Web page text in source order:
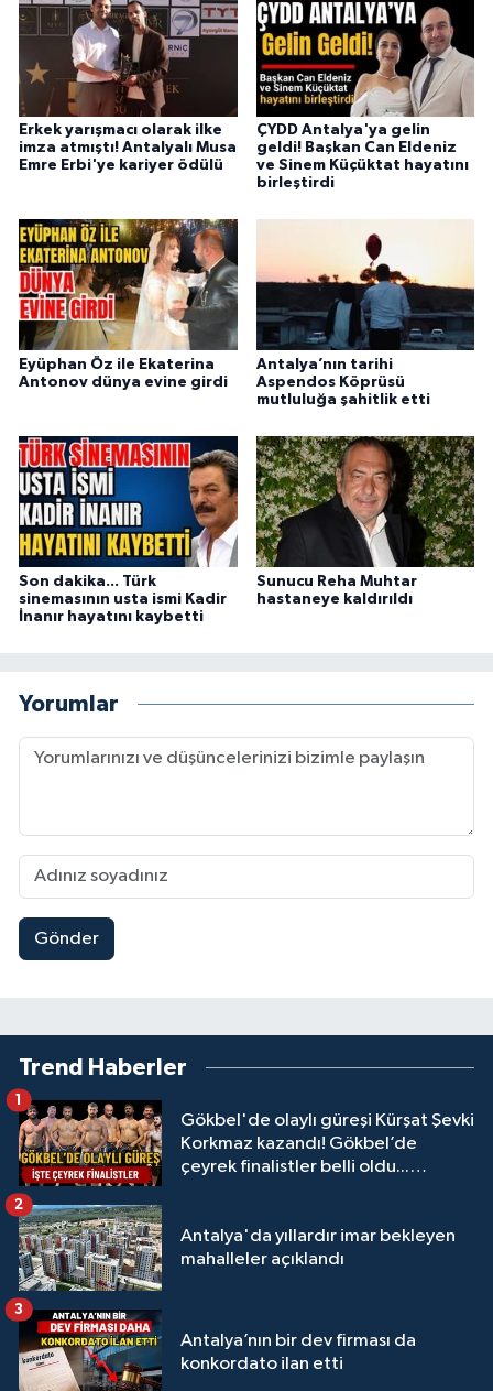
Erkek yarışmacı olarak ilke
imza atmıştı! Antalyalı Musa
Emre Erbi'ye kariyer ödülü
ÇYDD Antalya'ya gelin
geldi! Başkan Can Eldeniz
ve Sinem Küçüktat hayatını
birleştirdi
Eyüphan Öz ile Ekaterina
Antonov dünya evine girdi
Antalya’nın tarihi
Aspendos Köprüsü
mutluluğa şahitlik etti
Son dakika... Türk
sinemasının usta ismi Kadir
İnanır hayatını kaybetti
Sunucu Reha Muhtar
hastaneye kaldırıldı
Yorumlar
Gönder
Trend Haberler
Gökbel'de olaylı güreşi Kürşat Şevki
Korkmaz kazandı! Gökbel’de
çeyrek finalistler belli oldu...
1
Antalya'da yıllardır imar bekleyen
mahalleler açıklandı
2
Antalya’nın bir dev firması da
konkordato ilan etti
3